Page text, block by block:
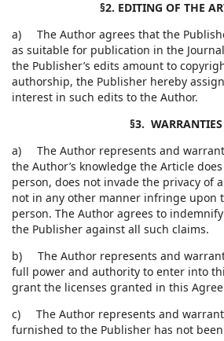
§2. EDITING OF THE
a) The Author agrees that the
as suitable for publication in the
the Publisher’s edits amount to
authorship, the Publisher hereby
interest in such edits to the Author.
§3. WARRANTIES
a) The Author represents and
the Author’s knowledge the Article
person, does not invade the privacy of
not in any other manner infringe upon
person. The Author agrees to
the Publisher against all such claims.
b) The Author represents and
full power and authority to enter into
grant the licenses granted in this
c) The Author represents and
furnished to the Publisher has not